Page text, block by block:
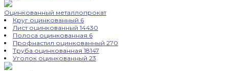
Оцинкованный металлопрокат
Круг оцинкованный 6
Лист оцинкованный 14430
Полоса оцинкованная 6
Профнастил оцинкованный 270
Труба оцинкованная 18147
Уголок оцинкованный 23